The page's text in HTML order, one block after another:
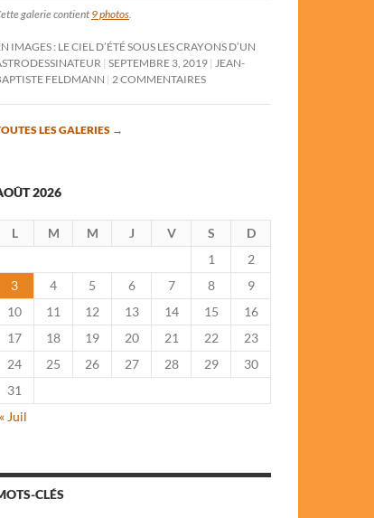
galerie contient9 photos
IMAGES : LE CIEL D’ÉTÉ SOUS LES CRAYONS D’UN
SEPTEMBRE 3, 2019
JEAN-
FELDMANN
2 COMMENTAIRES
LES GALERIES →
2026
L M M J V S
D
1
2
3
4 5 6 7 8
9
10
11 12 13 14 15
16
17
18 19 20 21 22
23
24
25 26 27 28 29
30
31
« Juil
CLÉS